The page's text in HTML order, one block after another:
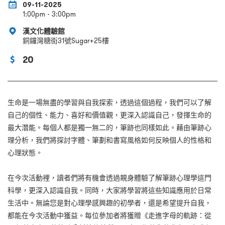
09-11-2025
1:00pm - 3:00pm
漢文化體驗館
銅鑼灣糖街31號Sugar+25樓
20
生命是一場無盡的學習與自我探索，透過這個過程，我們可以了解
自己的個性、能力、喜好和價值觀，更深入認識自己，發揮生命的
最大潛能。每個人都是獨一無二的，筆跡也同樣如此。藉由筆跡心
理分析，我們將探討字體、筆劃和書寫風格如何反映個人的性格和
心理狀態。
在今次活動裡，讀者們將有機會透過親身體驗了解筆跡心理學這門
科學，更深入認識自我。同時，大家將學習將這些知識應用於日常
生活中。無論您是對心理學感興趣的初學者，還是希望提升自我，
都能在今次活動中獲益。每位參加者將獲贈《走進字母的軌跡：從